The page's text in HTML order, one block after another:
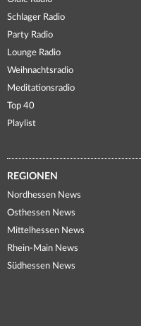
Schlager Radio
Party Radio
Lounge Radio
Weihnachtsradio
Meditationsradio
Top 40
Playlist
REGIONEN
Nordhessen News
Osthessen News
Mittelhessen News
Rhein-Main News
Südhessen News